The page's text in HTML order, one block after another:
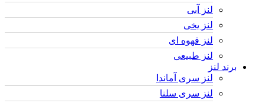
لنز آبی
لنز یخی
لنز قهوه ای
لنز طبیعی
برند لنز
لنز سری آماندا
لنز سری سلنا